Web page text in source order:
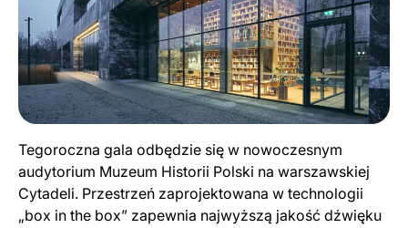
Tegoroczna gala odbędzie się w nowoczesnym
audytorium Muzeum Historii Polski na warszawskiej
Cytadeli. Przestrzeń zaprojektowana w technologii
„box in the box” zapewnia najwyższą jakość dźwięku